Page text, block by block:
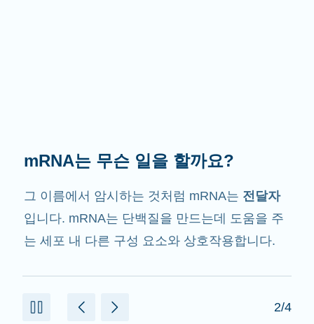
mRNA는 무슨 일을 할까요?
그 이름에서 암시하는 것처럼 mRNA는 전달자
입니다. mRNA는 단백질을 만드는데 도움을 주
는 세포 내 다른 구성 요소와 상호작용합니다.
2/4